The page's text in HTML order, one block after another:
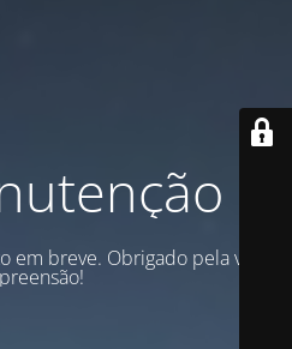
breve. Obrigado pela vossa